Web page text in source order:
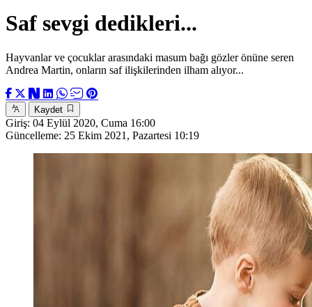
Saf sevgi dedikleri...
Hayvanlar ve çocuklar arasındaki masum bağı gözler önüne seren
Andrea Martin, onların saf ilişkilerinden ilham alıyor...
Kaydet
Giriş: 04 Eylül 2020, Cuma 16:00
Güncelleme: 25 Ekim 2021, Pazartesi 10:19